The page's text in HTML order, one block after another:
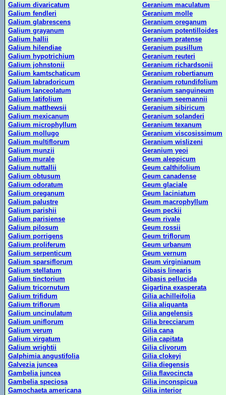
Galium divaricatum
Geranium maculatum
Galium fendleri
Geranium molle
Galium glabrescens
Geranium oreganum
Galium grayanum
Geranium potentilloides
Galium hallii
Geranium pratense
Galium hilendiae
Geranium pusillum
Galium hypotrichium
Geranium reuteri
Galium johnstonii
Geranium richardsonii
Galium kamtschaticum
Geranium robertianum
Galium labradoricum
Geranium rotundifolium
Galium lanceolatum
Geranium sanguineum
Galium latifolium
Geranium seemannii
Galium matthewsii
Geranium sibiricum
Galium mexicanum
Geranium solanderi
Galium microphyllum
Geranium texanum
Galium mollugo
Geranium viscosissimum
Galium multiflorum
Geranium wislizeni
Galium munzii
Geranium yeoi
Galium murale
Geum aleppicum
Galium nuttallii
Geum calthifolium
Galium obtusum
Geum canadense
Galium odoratum
Geum glaciale
Galium oreganum
Geum laciniatum
Galium palustre
Geum macrophyllum
Galium parishii
Geum peckii
Galium parisiense
Geum rivale
Galium pilosum
Geum rossii
Galium porrigens
Geum triflorum
Galium proliferum
Geum urbanum
Galium serpenticum
Geum vernum
Galium sparsiflorum
Geum virginianum
Galium stellatum
Gibasis linearis
Galium tinctorium
Gibasis pellucida
Galium tricornutum
Gigartina exasperata
Galium trifidum
Gilia achilleifolia
Galium triflorum
Gilia aliquanta
Galium uncinulatum
Gilia angelensis
Galium uniflorum
Gilia brecciarum
Galium verum
Gilia cana
Galium virgatum
Gilia capitata
Galium wrightii
Gilia clivorum
Galphimia angustifolia
Gilia clokeyi
Galvezia juncea
Gilia diegensis
Gambelia juncea
Gilia flavocincta
Gambelia speciosa
Gilia inconspicua
Gamochaeta americana
Gilia interior